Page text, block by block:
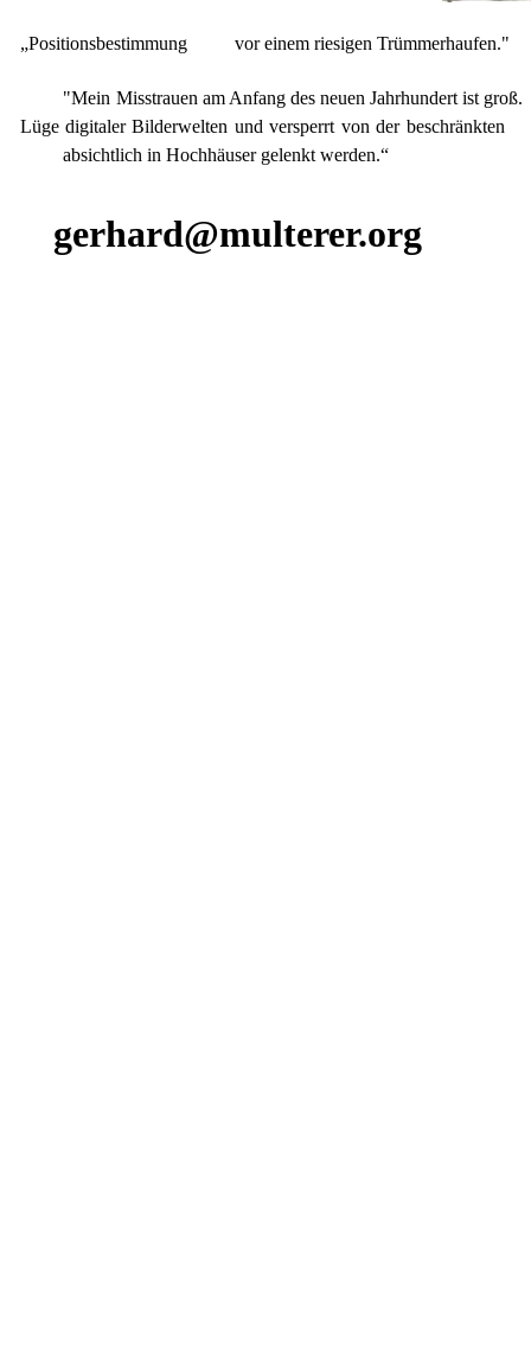
„Positionsbestimmung vor einem riesigen Trümmerhaufen."
"Mein Misstrauen am Anfang des neuen Jahrhundert ist
Lüge digitaler Bilderwelten und versperrt von der
absichtlich in Hochhäuser gelenkt werden.“
gerhard@multerer.org